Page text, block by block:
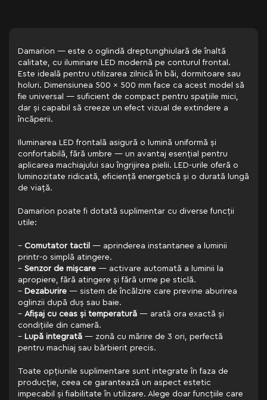
Damarion — este o oglindă dreptunghiulară de înaltă
calitate, cu iluminare LED modernă pe conturul frontal.
Este ideală pentru utilizarea zilnică în băi, dormitoare sau
holuri. Dimensiunea 500 x 500 mm face ca acest model să
fie universal — suficient de compact pentru spațiile mici,
dar și capabil să creeze un efect vizual de extindere a
încăperii.
Iluminarea LED frontală asigură o lumină uniformă și
confortabilă, fără umbre — un avantaj esențial pentru
aplicarea machiajului sau îngrijirea pielii. LED-urile oferă o
luminozitate ridicată, eficiență energetică și o durată lungă
de viață.
Damarion poate fi dotată suplimentar cu diverse funcții
utile:
– Comutator tactil — aprinderea instantanee a luminii
printr-o simplă atingere.
– Senzor de mișcare — activare automată a luminii la
apropiere, fără atingere și fără urme pe sticlă.
– Dezaburire — sistem de încălzire care previne aburirea
oglinzii după duș sau baie.
– Afișaj cu ceas și temperatură — arată ora exactă și
condițiile din cameră.
– Lupă integrată — zonă cu mărire de 3 ori, perfectă
pentru machiaj sau bărbierit precis.
Toate opțiunile suplimentare sunt integrate în faza de
producție, ceea ce garantează un aspect estetic
impecabil și fiabilitate în utilizare. Alege doar funcțiile care